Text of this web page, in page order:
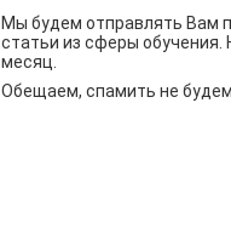
Мы будем отправлять Вам
статьи из сферы обучения.
месяц.
Обещаем, спамить не